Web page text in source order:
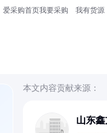
爱采购首页我要采购 我有货源
本文内容贡献来源：
山东